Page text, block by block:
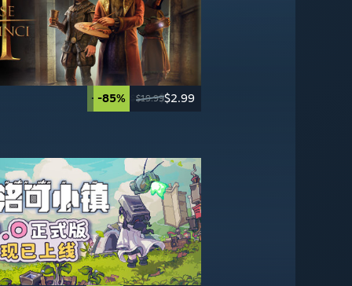
-85% $19.99$2.99
-40% $19.99$11.99
-95% $49.99$2.49
-50% $49.99$24.99
-60% $69.99$27.99
-20% $24.99$19.99